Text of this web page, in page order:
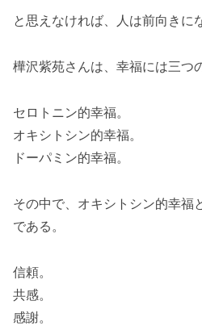
と思えなければ、人は前向きに
樺沢紫苑さんは、幸福には三つ
セロトニン的幸福。
オキシトシン的幸福。
ドーパミン的幸福。
その中で、オキシトシン的幸福
である。
信頼。
共感。
感謝。